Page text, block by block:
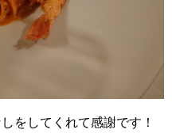
をしてくれて感謝です！